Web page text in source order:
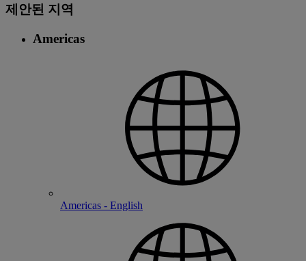
제안된 지역
Americas
Americas - English